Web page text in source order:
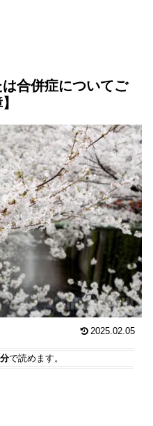
合併症についてご
2025.02.05
で読めます。